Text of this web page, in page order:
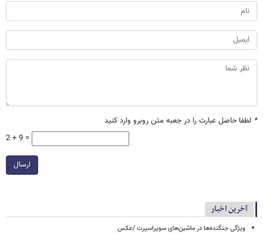
* لطفا حاصل عبارت را در جعبه متن روبرو وارد کنید
2 + 9 =
ارسال
آخرین اخبار
ویژگی جنگنده‌ها در ماشین‌های سوپراسپرت /عکس